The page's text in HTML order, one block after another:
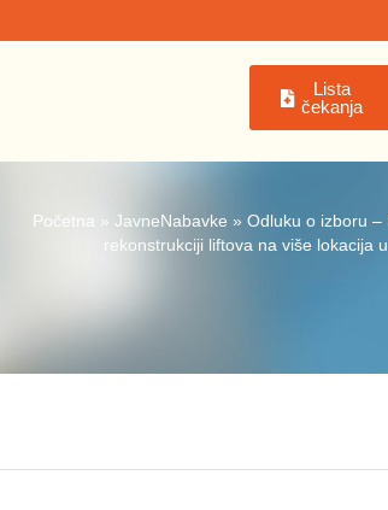
Lista
čekanja
Početna » JavneNabavke » Odluku o izboru –
rekonstrukciji liftova na više lokacija